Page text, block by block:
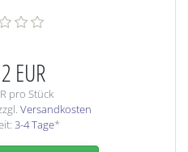
EUR
pro Stück
Versandkosten
3-4 Tage*